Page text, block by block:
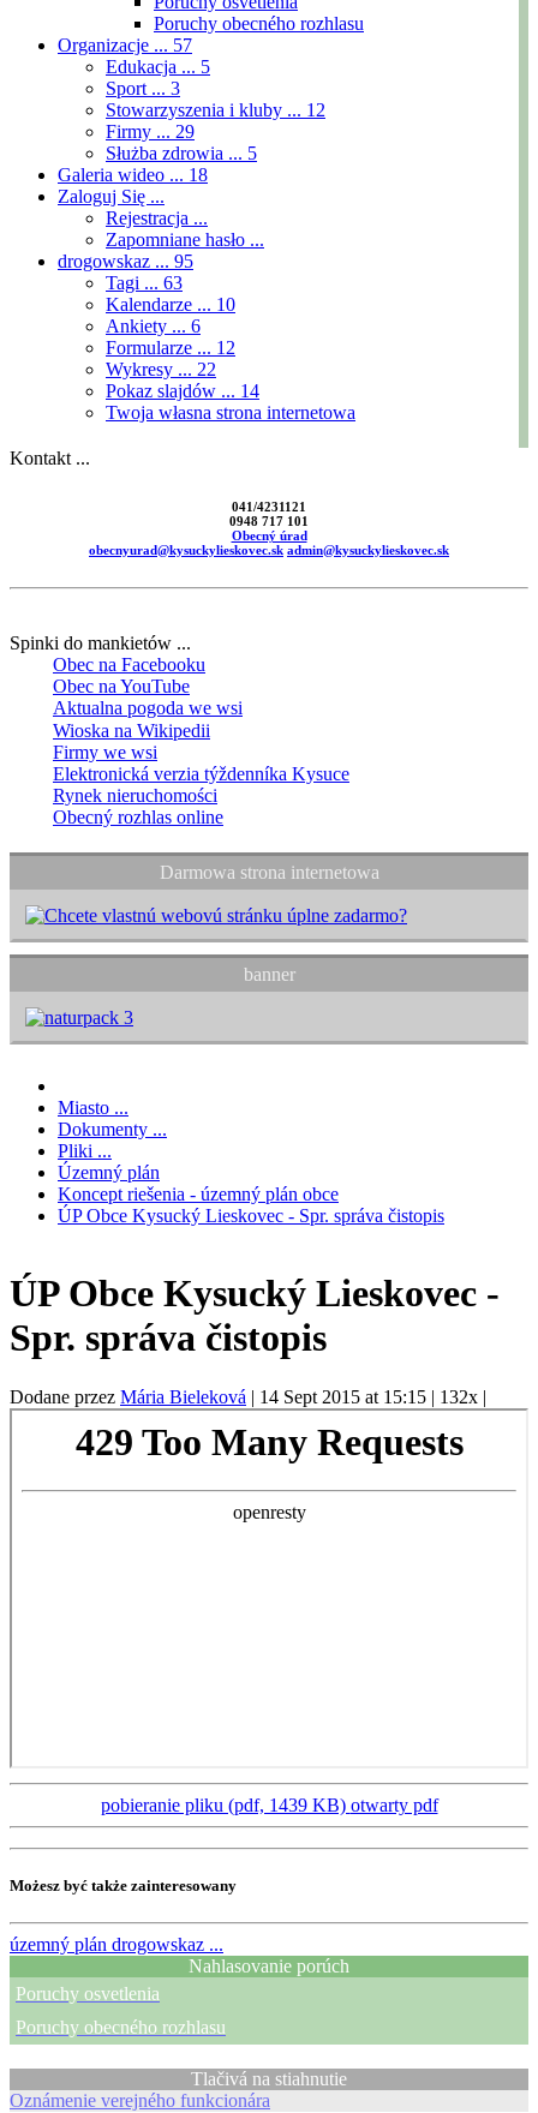
Poruchy obecného rozhlasu
Organizacje ... 57
Edukacja ... 5
Sport ... 3
Stowarzyszenia i kluby ... 12
Firmy ... 29
Służba zdrowia ... 5
Galeria wideo ... 18
Zaloguj Się ...
Rejestracja ...
Zapomniane hasło ...
drogowskaz ... 95
Tagi ... 63
Kalendarze ... 10
Ankiety ... 6
Formularze ... 12
Wykresy ... 22
Pokaz slajdów ... 14
Twoja własna strona internetowa
Kontakt ...
041/4231121
0948 717 101
Obecný úrad
obecnyurad@kysuckylieskovec.sk admin@kysuckylieskovec.sk
Spinki do mankietów ...
Obec na Facebooku
Obec na YouTube
Aktualna pogoda we wsi
Wioska na Wikipedii
Firmy we wsi
Elektronická verzia týždenníka Kysuce
Rynek nieruchomości
Obecný rozhlas online
Darmowa strona internetowa
banner
Miasto ...
Dokumenty ...
Pliki ...
Územný plán
Koncept riešenia - územný plán obce
ÚP Obce Kysucký Lieskovec - Spr. správa čistopis
ÚP Obce Kysucký Lieskovec -
Spr. správa čistopis
Dodane przez Mária Bieleková | 14 Sept 2015 at 15:15 | 132x |
pobieranie pliku (pdf, 1439 KB) otwarty pdf
Możesz być także zainteresowany
územný plán drogowskaz ...
Nahlasovanie porúch
Poruchy osvetlenia
Poruchy obecného rozhlasu
Tlačivá na stiahnutie
Oznámenie verejného funkcionára